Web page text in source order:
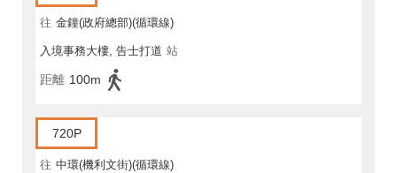
往 金鐘(政府總部)(循環線)
入境事務大樓, 告士打道 站
距離 100m
720P
往 中環(機利文街)(循環線)